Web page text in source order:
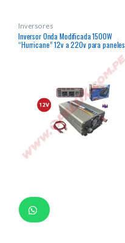
Inversores
Inversor Onda Modificada 1500W
“Hurricane” 12v a 220v para paneles